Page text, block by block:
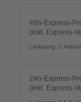
48h-Express-
(inkl. Express-
Lieferung: 2
24h-Express-
(inkl. Express-